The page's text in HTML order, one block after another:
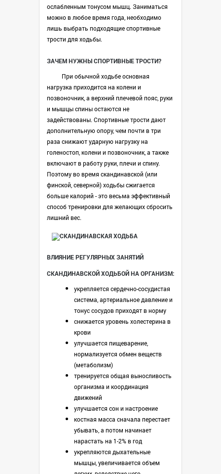
ослабленным тонусом мышц. Заниматься
можно в любое время года, необходимо
лишь выбрать подходящие спортивные
трости для ходьбы.
ЗАЧЕМ НУЖНЫ СПОРТИВНЫЕ ТРОСТИ?
При обычной ходьбе основная
нагрузка приходится на колени и
позвоночник, а верхний плечевой пояс, руки
и мышцы спины остаются не
задействованы. Спортивные трости дают
дополнительную опору, чем почти в три
раза снижают ударную нагрузку на
голеностоп, колени и позвоночник, а также
включают в работу руки, плечи и спину.
Поэтому во время скандинавской (или
финской, северной) ходьбы сжигается
больше калорий - это весьма эффективный
способ тренировки для желающих сбросить
лишний вес.
ВЛИЯНИЕ РЕГУЛЯРНЫХ ЗАНЯТИЙ
СКАНДИНАВСКОЙ ХОДЬБОЙ НА ОРГАНИЗМ:
укрепляется сердечно-сосудистая
система, артериальное давление и
тонус сосудов приходят в норму
снижается уровень холестерина в
крови
улучшается пищеварение,
нормализуется обмен веществ
(метаболизм)
тренируется общая выносливость
организма и координация
движений
улучшается сон и настроение
костная масса сначала перестает
убывать, а потом начинает
нарастать на 1-2% в год
укрепляются дыхательные
мышцы, увеличивается объем